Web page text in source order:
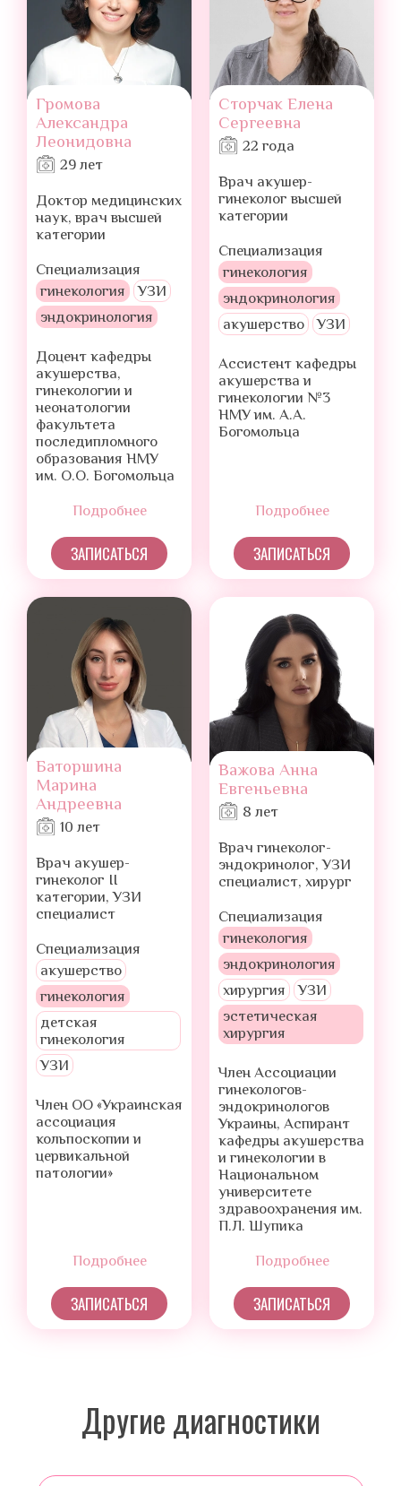
Громова
Александра
Леонидовна
29 лет
Доктор медицинских
наук, врач высшей
категории
Специализация
гинекология
УЗИ
эндокринология
Доцент кафедры
акушерства,
гинекологии и
неонатологии
факультета
последипломного
образования НМУ
им. О.О. Богомольца
Подробнее
ЗАПИСАТЬСЯ
Сторчак Елена
Сергеевна
22 года
Врач акушер-
гинеколог высшей
категории
Специализация
гинекология
эндокринология
акушерство
УЗИ
Ассистент кафедры
акушерства и
гинекологии №3
НМУ им. А.А.
Богомольца
Подробнее
ЗАПИСАТЬСЯ
Баторшина
Марина
Андреевна
10 лет
Врач акушер-
гинеколог ІІ
категории, УЗИ
специалист
Специализация
акушерство
гинекология
детская
гинекология
УЗИ
Член ОО «Украинская
ассоциация
кольпоскопии и
цервикальной
патологии»
Подробнее
ЗАПИСАТЬСЯ
Важова Анна
Евгеньевна
8 лет
Врач гинеколог-
эндокринолог, УЗИ
специалист, хирург
Специализация
гинекология
эндокринология
хирургия
УЗИ
эстетическая
хирургия
Член Ассоциации
гинекологов-
эндокринологов
Украины, Аспирант
кафедры акушерства
и гинекологии в
Национальном
университете
здравоохранения им.
П.Л. Шупика
Подробнее
ЗАПИСАТЬСЯ
Другие диагностики